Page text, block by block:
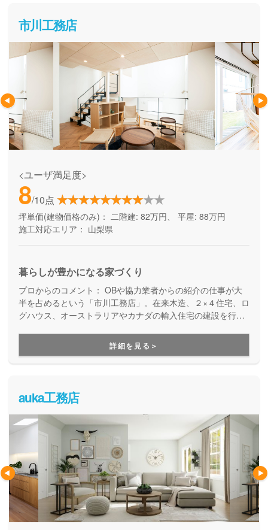
市川工務店
<ユーザ満足度>
8/10点
坪単価(建物価格のみ)： 二階建: 82万円、 平屋: 88万円
施工対応エリア： 山梨県
暮らしが豊かになる家づくり
プロからのコメント： OBや協力業者からの紹介の仕事が大
半を占めるという「市川工務店」。在来木造、２×４住宅、ロ
グハウス、オーストラリアやカナダの輸入住宅の建設を行っ
え、「自由な間取り」と「好きなモノ」に囲まれた自分らし
さ（こだわり）を大切にした住まいを実現している地元工務
店です。
詳細を見る＞
auka工務店